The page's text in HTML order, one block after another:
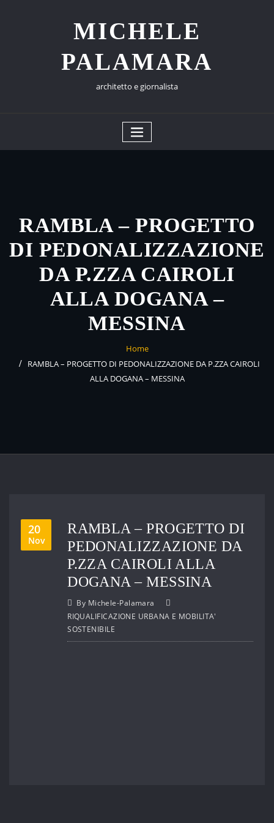
MICHELE
PALAMARA
architetto e giornalista
RAMBLA – PROGETTO
DI PEDONALIZZAZIONE
DA P.ZZA CAIROLI
ALLA DOGANA –
MESSINA
Home
RAMBLA – PROGETTO DI PEDONALIZZAZIONE DA P.ZZA CAIROLI
ALLA DOGANA – MESSINA
20
Nov
RAMBLA – PROGETTO DI
PEDONALIZZAZIONE DA
P.ZZA CAIROLI ALLA
DOGANA – MESSINA
By Michele-Palamara
RIQUALIFICAZIONE URBANA E MOBILITA'
SOSTENIBILE